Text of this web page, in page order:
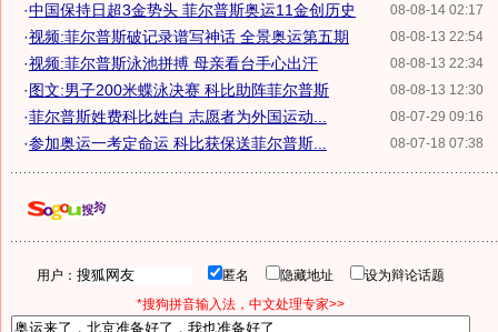
08-08-14 02:17
·中国保持日超3金势头 菲尔普斯奥运11金创历史
08-08-13 22:54
·视频:菲尔普斯破记录谱写神话 全景奥运第五期
08-08-13 22:34
·视频:菲尔普斯泳池拼搏 母亲看台手心出汗
08-08-13 12:30
·图文:男子200米蝶泳决赛 科比助阵菲尔普斯
08-07-29 09:16
·菲尔普斯姓费科比姓白 志愿者为外国运动...
08-07-18 07:38
·参加奥运一考定命运 科比获保送菲尔普斯...
用户： 匿名 隐藏地址
设为辩论话题
*搜狗拼音输入法，中文处理专家>>